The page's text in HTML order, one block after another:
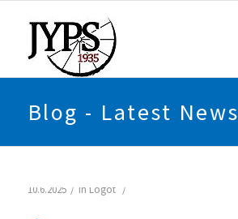
Blog - Latest News
10.6.2025 / in Logot /